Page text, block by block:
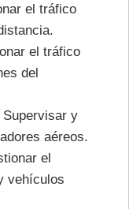
el tráfico
el tráfico
del
Supervisar y
aéreos.
el
vehículos